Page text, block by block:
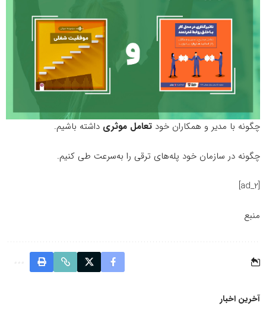
چگونه با مدیر و همکاران خود تعامل موثری داشته باشیم.
چگونه در سازمان خود پله‌های ترقی را به‌سرعت طی کنیم.
[ad_2]
منبع
آخرین اخبار